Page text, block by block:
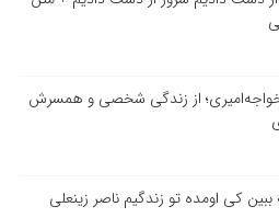
از زندگی شخصی و همسرش
ببین کی اومده تو زندگیم ناصر زینعلی